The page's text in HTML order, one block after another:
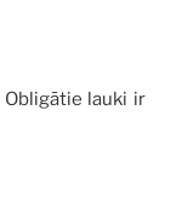
Obligātie lauki ir